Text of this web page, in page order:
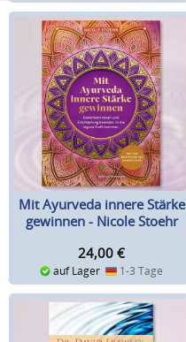
Mit Ayurveda innere Stärke
gewinnen - Nicole Stoehr
24,00 €
auf Lager 1-3 Tage